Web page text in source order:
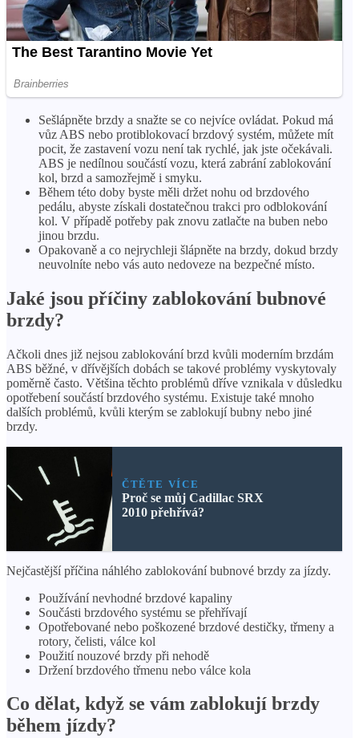
Sešlápněte brzdy a snažte se co nejvíce ovládat. Pokud má
vůz ABS nebo protiblokovací brzdový systém, můžete mít
pocit, že zastavení vozu není tak rychlé, jak jste očekávali.
ABS je nedílnou součástí vozu, která zabrání zablokování
kol, brzd a samozřejmě i smyku.
Během této doby byste měli držet nohu od brzdového
pedálu, abyste získali dostatečnou trakci pro odblokování
kol. V případě potřeby pak znovu zatlačte na buben nebo
jinou brzdu.
Opakovaně a co nejrychleji šlápněte na brzdy, dokud brzdy
neuvolníte nebo vás auto nedoveze na bezpečné místo.
Jaké jsou příčiny zablokování bubnové
brzdy?
Ačkoli dnes již nejsou zablokování brzd kvůli moderním brzdám
ABS běžné, v dřívějších dobách se takové problémy vyskytovaly
poměrně často. Většina těchto problémů dříve vznikala v důsledku
opotřebení součástí brzdového systému. Existuje také mnoho
dalších problémů, kvůli kterým se zablokují bubny nebo jiné
brzdy.
ČTĚTE VÍCE
Proč se můj Cadillac SRX
2010 přehřívá?
Nejčastější příčina náhlého zablokování bubnové brzdy za jízdy.
Používání nevhodné brzdové kapaliny
Součásti brzdového systému se přehřívají
Opotřebované nebo poškozené brzdové destičky, třmeny a
rotory, čelisti, válce kol
Použití nouzové brzdy při nehodě
Držení brzdového třmenu nebo válce kola
Co dělat, když se vám zablokují brzdy
během jízdy?